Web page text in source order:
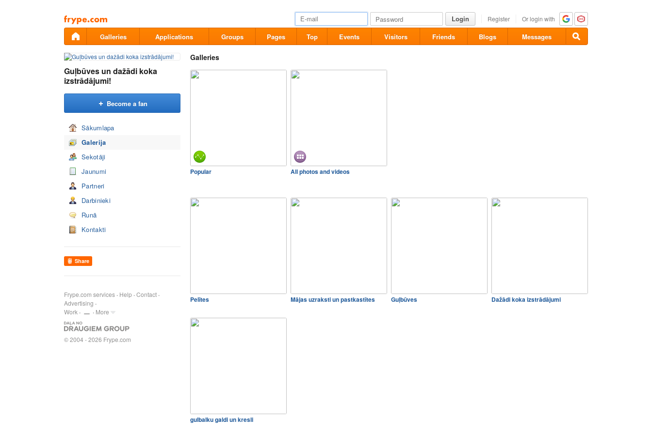
Pāriet
uz
saturu
Login Register Or login with
Galleries Applications Groups Pages Top Events Visitors Friends Blogs Messages
Guļbūves un dažādi koka
izstrādājumi!
Become a fan
Sākumlapa
Galerija
Sekotāji
Jaunumi
Partneri
Darbinieki
Runā
Kontakti
Share
Frype.com services Help Contact
Advertising
Work
More
© 2004 - 2026 Frype.com
Galleries
Popular All photos and videos
Pelītes Mājas uzraksti un pastkastītes Guļbūves Dažādi koka izstrādājumi
gulbalku galdi un kresli